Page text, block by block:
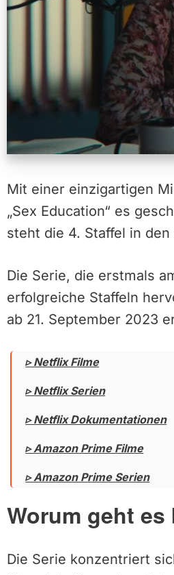
Mit einer einzigartigen
„Sex Education“ es
steht die 4. Staffel in
Die Serie, die erstmals
erfolgreiche Staffeln
ab 21. September 2023
▹ Netflix Filme
▹ Netflix Serien
▹ Netflix Dokumentationen
▹ Amazon Prime Filme
▹ Amazon Prime Serien
Worum geht
Die Serie konzentriert